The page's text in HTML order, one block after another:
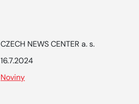
CZECH NEWS CENTER a. s.
16.7.2024
Noviny